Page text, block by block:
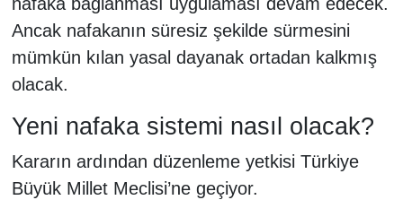
Ancak nafakanın süresiz şekilde sürmesini
mümkün kılan yasal dayanak ortadan kalkmış
olacak.
Yeni nafaka sistemi nasıl olacak?
Kararın ardından düzenleme yetkisi Türkiye
Büyük Millet Meclisi’ne geçiyor.